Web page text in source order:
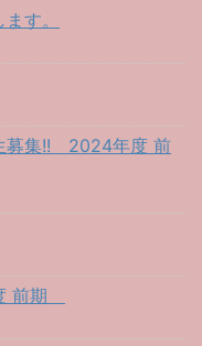
す。
募集!! 2024年度 前
前期